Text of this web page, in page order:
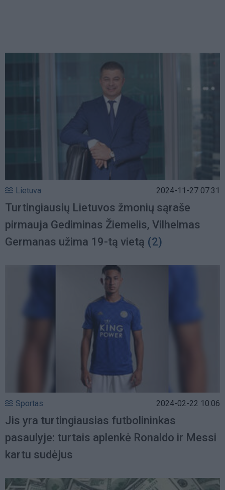
Lietuva 2024-11-27 07:31
Turtingiausių Lietuvos žmonių sąraše
pirmauja Gediminas Žiemelis, Vilhelmas
Germanas užima 19-tą vietą (2)
Sportas 2024-02-22 10:06
Jis yra turtingiausias futbolininkas
pasaulyje: turtais aplenkė Ronaldo ir Messi
kartu sudėjus